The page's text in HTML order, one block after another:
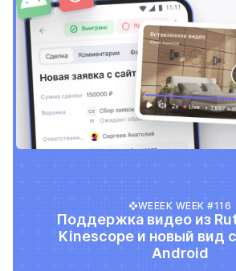
WEEEK WEEK #116
Поддержка видео из
Kinescope и новый вид
Android